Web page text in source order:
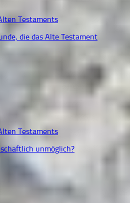
Testaments
die das Alte Testament
Testaments
unmöglich?